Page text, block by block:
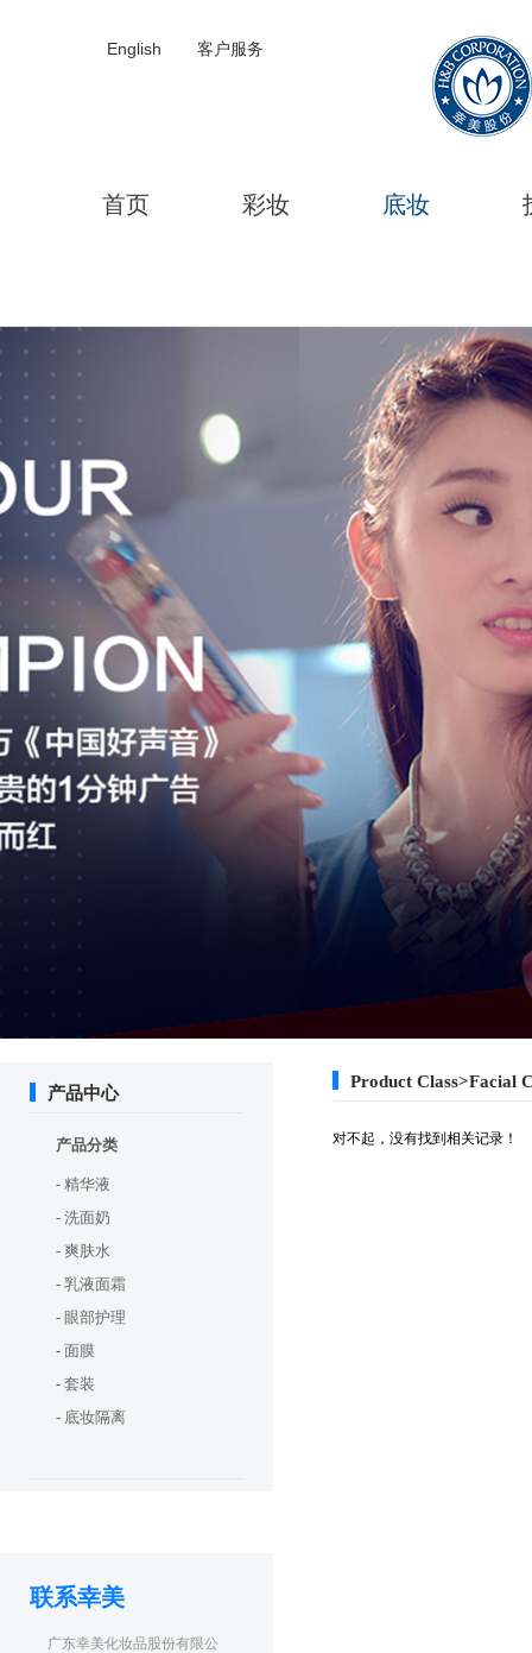
English 客户服务
首页 彩妆 底妆
产品中心
产品分类
- 精华液
- 洗面奶
- 爽肤水
- 乳液面霜
- 眼部护理
- 面膜
- 套装
- 底妆隔离
联系幸美
广东幸美化妆品股份有限公
Product Class>Facial
对不起，没有找到相关记录！